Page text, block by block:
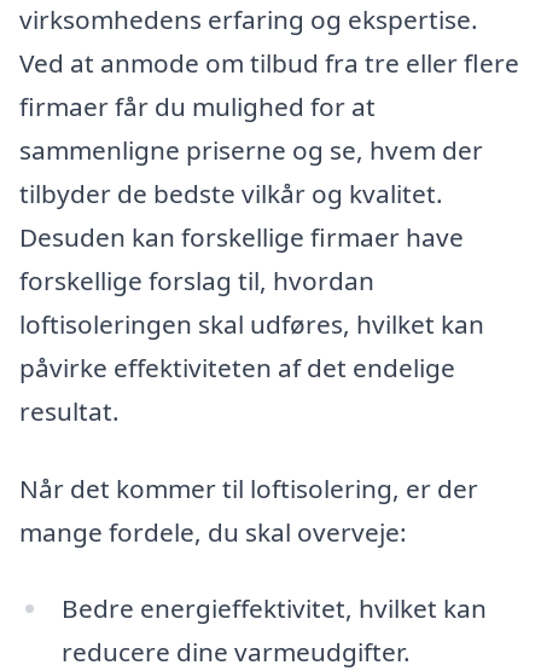
virksomhedens erfaring og ekspertise.
Ved at anmode om tilbud fra tre eller flere
firmaer får du mulighed for at
sammenligne priserne og se, hvem der
tilbyder de bedste vilkår og kvalitet.
Desuden kan forskellige firmaer have
forskellige forslag til, hvordan
loftisoleringen skal udføres, hvilket kan
påvirke effektiviteten af det endelige
resultat.
Når det kommer til loftisolering, er der
mange fordele, du skal overveje:
Bedre energieffektivitet, hvilket kan
reducere dine varmeudgifter.